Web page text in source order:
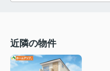
近隣の物件